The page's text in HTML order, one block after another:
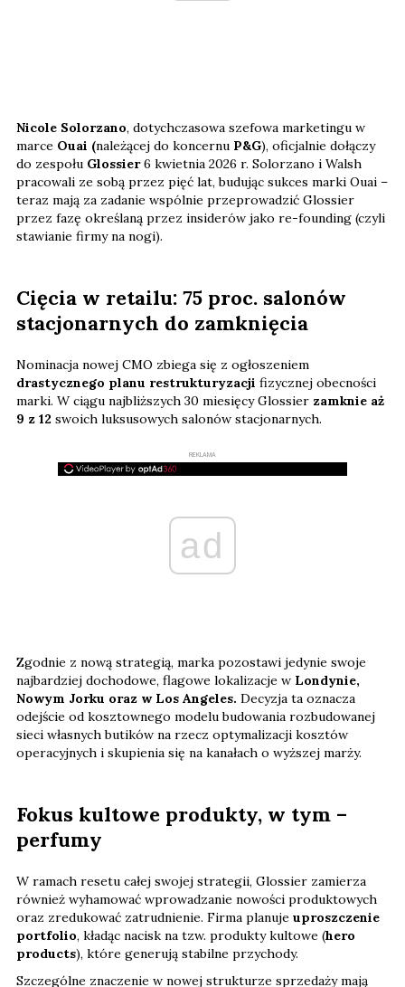
Nicole Solorzano, dotychczasowa szefowa marketingu w
marce Ouai (należącej do koncernu P&G), oficjalnie dołączy
do zespołu Glossier6 kwietnia 2026 r. Solorzano i Walsh
pracowali ze sobą przez pięć lat, budując sukces marki Ouai –
teraz mają za zadanie wspólnie przeprowadzić Glossier
przez fazę określaną przez insiderów jako re-founding (czyli
stawianie firmy na nogi).
Cięcia w retailu: 75 proc. salonów
stacjonarnych do zamknięcia
Nominacja nowej CMO zbiega się z ogłoszeniem
drastycznego planu restrukturyzacji fizycznej obecności
marki. W ciągu najbliższych 30 miesięcy Glossier zamknie aż
9 z 12 swoich luksusowych salonów stacjonarnych.
REKLAMA
ad
Zgodnie z nową strategią, marka pozostawi jedynie swoje
najbardziej dochodowe, flagowe lokalizacje w Londynie,
Nowym Jorku oraz w Los Angeles. Decyzja ta oznacza
odejście od kosztownego modelu budowania rozbudowanej
sieci własnych butików na rzecz optymalizacji kosztów
operacyjnych i skupienia się na kanałach o wyższej marży.
Fokus kultowe produkty, w tym –
perfumy
W ramach resetu całej swojej strategii, Glossier zamierza
również wyhamować wprowadzanie nowości produktowych
oraz zredukować zatrudnienie. Firma planuje uproszczenie
portfolio, kładąc nacisk na tzw. produkty kultowe (hero
products), które generują stabilne przychody.
Szczególne znaczenie w nowej strukturze sprzedaży mają